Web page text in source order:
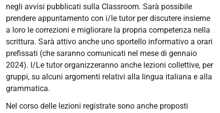
negli avvisi pubblicati sulla Classroom. Sarà possibile
prendere appuntamento con i/le tutor per discutere insieme
a loro le correzioni e migliorare la propria competenza nella
scrittura. Sarà attivo anche uno sportello informativo a orari
prefissati (che saranno comunicati nel mese di gennaio
2024). I/Le tutor organizzeranno anche lezioni collettive, per
gruppi, su alcuni argomenti relativi alla lingua italiana e alla
grammatica.
Nel corso delle lezioni registrate sono anche proposti